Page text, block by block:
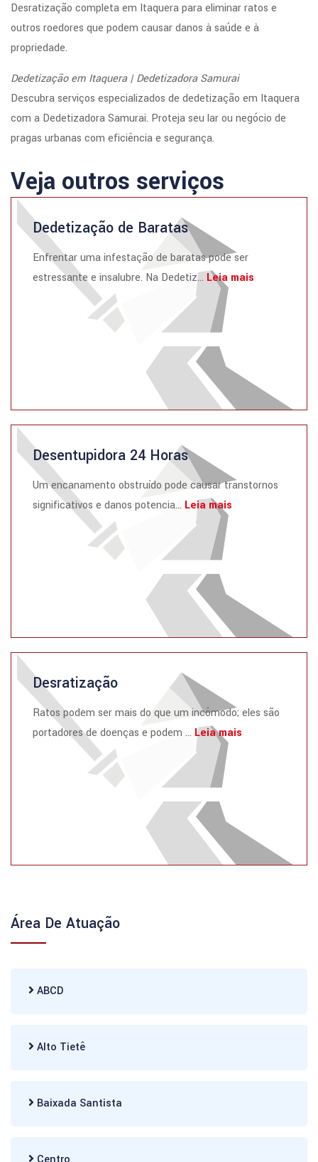
Desratização completa em Itaquera para eliminar ratos e
outros roedores que podem causar danos à saúde e à
propriedade.
Dedetização em Itaquera | Dedetizadora Samurai
Descubra serviços especializados de dedetização em Itaquera
com a Dedetizadora Samurai. Proteja seu lar ou negócio de
pragas urbanas com eficiência e segurança.
Veja outros serviços
Dedetização de Baratas
Enfrentar uma infestação de baratas pode ser
estressante e insalubre. Na Dedetiz... Leia mais
Desentupidora 24 Horas
Um encanamento obstruído pode causar transtornos
significativos e danos potencia... Leia mais
Desratização
Ratos podem ser mais do que um incômodo; eles são
portadores de doenças e podem ... Leia mais
Área De Atuação
ABCD
Alto Tietê
Baixada Santista